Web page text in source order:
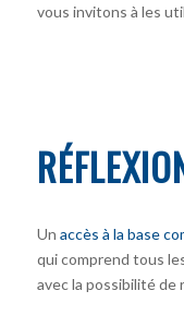
vous invitons à les
Un accès à la base
qui comprend tous
avec la possibilité de